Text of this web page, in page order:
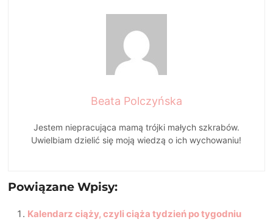
Beata Polczyńska
Jestem niepracująca mamą trójki małych szkrabów.
Uwielbiam dzielić się moją wiedzą o ich wychowaniu!
Powiązane Wpisy:
Kalendarz ciąży, czyli ciąża tydzień po tygodniu